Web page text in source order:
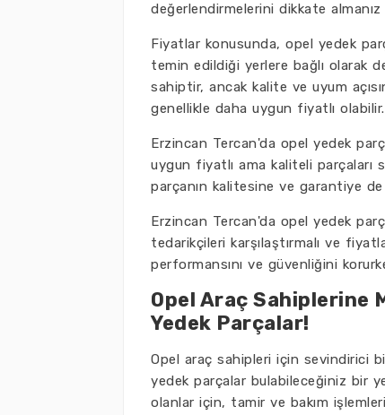
değerlendirmelerini dikkate almanız
Fiyatlar konusunda, opel yedek
temin edildiği yerlere bağlı olarak
sahiptir, ancak kalite ve uyum
genellikle daha uygun fiyatlı olabilir.
Erzincan Tercan'da opel yedek
uygun fiyatlı ama kaliteli parçaları
parçanın kalitesine ve garantiye
Erzincan Tercan'da opel yedek
tedarikçileri karşılaştırmalı ve
performansını ve güvenliğini
Opel Araç Sahiplerine
Yedek Parçalar!
Opel araç sahipleri için sevindirici
yedek parçalar bulabileceğiniz bir
olanlar için, tamir ve bakım